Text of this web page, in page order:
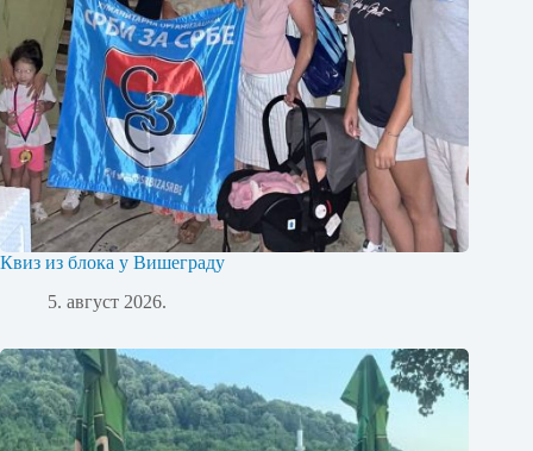
Квиз из блока у Вишеграду
5. август 2026.